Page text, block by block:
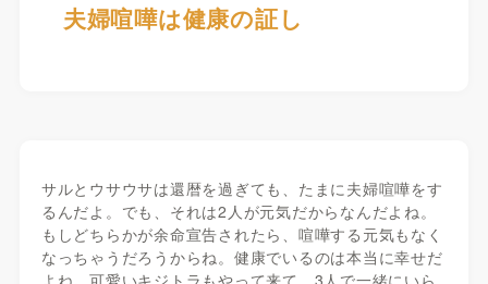
夫婦喧嘩は健康の証し
サルとウサウサは還暦を過ぎても、たまに夫婦喧嘩をす
るんだよ。でも、それは2人が元気だからなんだよね。
もしどちらかが余命宣告されたら、喧嘩する元気もなく
なっちゃうだろうからね。健康でいるのは本当に幸せだ
よね。可愛いキジトラもやって来て、3人で一緒にいら